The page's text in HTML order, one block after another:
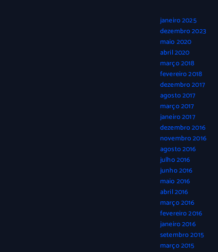
janeiro 2025
dezembro 2023
maio 2020
abril 2020
março 2018
fevereiro 2018
dezembro 2017
agosto 2017
março 2017
janeiro 2017
dezembro 2016
novembro 2016
agosto 2016
julho 2016
junho 2016
maio 2016
abril 2016
março 2016
fevereiro 2016
janeiro 2016
setembro 2015
março 2015